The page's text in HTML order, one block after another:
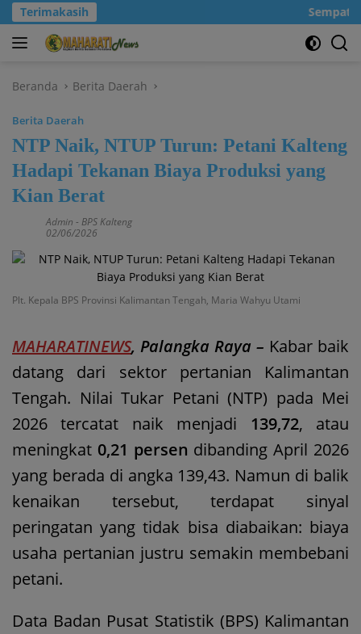
Langsung
ke
konten
Terimakasih
Beranda Berita Daerah
Berita Daerah
NTP Naik, NTUP Turun: Petani Kalteng
Hadapi Tekanan Biaya Produksi yang
Kian Berat
Admin - BPS Kalteng
02/06/2026
Plt. Kepala BPS Provinsi Kalimantan Tengah, Maria Wahyu Utami
MAHARATINEWS, Palangka Raya – Kabar baik
datang dari sektor pertanian Kalimantan
Tengah. Nilai Tukar Petani (NTP) pada Mei
2026 tercatat naik menjadi 139,72, atau
meningkat 0,21 persen dibanding April 2026
yang berada di angka 139,43. Namun di balik
kenaikan tersebut, terdapat sinyal
peringatan yang tidak bisa diabaikan: biaya
usaha pertanian justru semakin membebani
petani.
Data Badan Pusat Statistik (BPS) Kalimantan